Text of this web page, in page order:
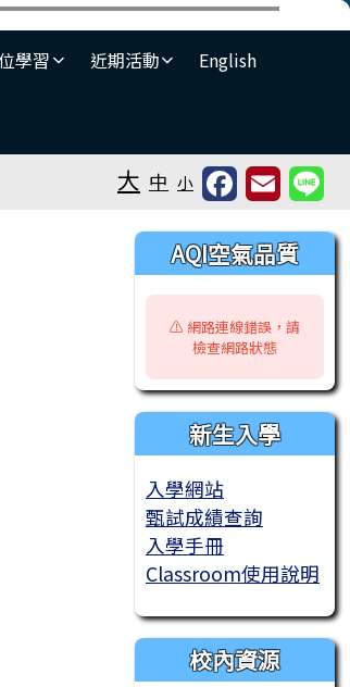
學習 近期活動 English
大 中 小
右邊區域內容
AQI空氣品質
⚠️ 網路連線錯誤，請
檢查網路狀態
新生入學
入學網站
甄試成績查詢
入學手冊
Classroom使用說明
校內資源